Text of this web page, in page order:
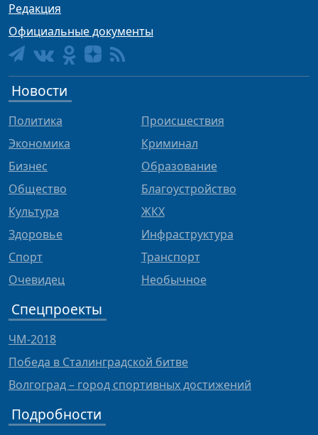
Редакция
Официальные документы
Новости
Политика
Экономика
Бизнес
Общество
Культура
Здоровье
Спорт
Очевидец
Происшествия
Криминал
Образование
Благоустройство
ЖКХ
Инфраструктура
Транспорт
Необычное
Спецпроекты
ЧМ-2018
Победа в Сталинградской битве
Волгоград – город спортивных достижений
Подробности